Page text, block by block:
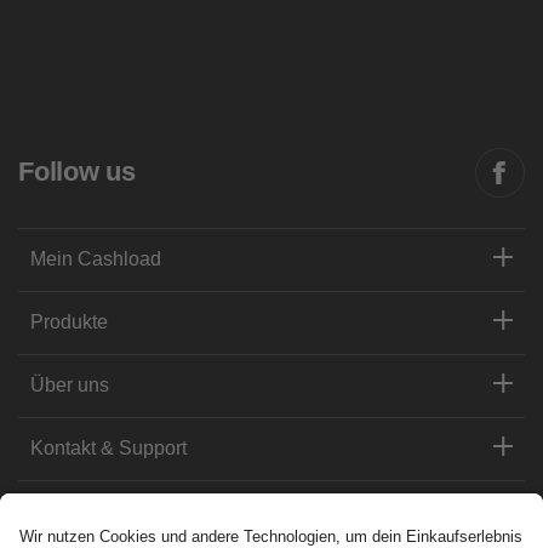
Follow us
Mein Cashload
Produkte
Über uns
Kontakt & Support